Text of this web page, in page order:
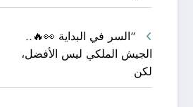
“السر في البداية 👀🔥..
الجيش الملكي ليس الأفضل،
لكن